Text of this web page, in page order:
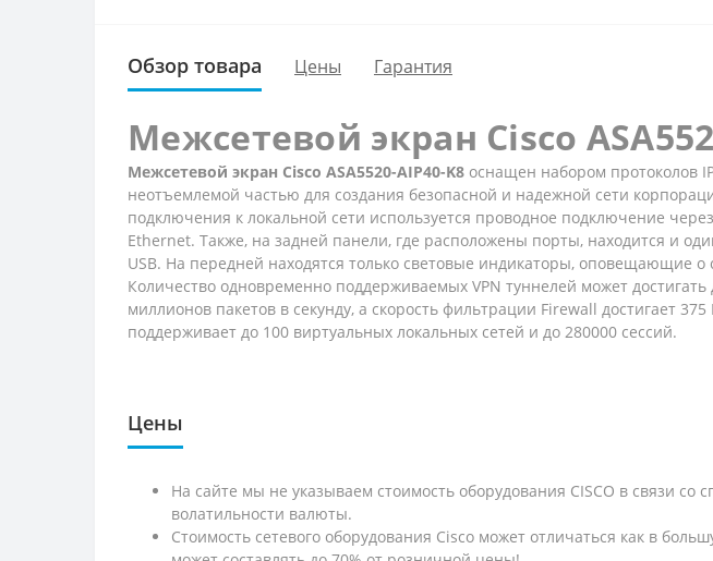
Обзор товара Цены Гарантия
Межсетевой экран Cisco
Межсетевой экран Cisco ASA5520-AIP40-K8 оснащен набором протоколов
неотъемлемой частью для создания безопасной и надежной сети
подключения к локальной сети используется проводное подключение
Ethernet. Также, на задней панели, где расположены порты, находится и
USB. На передней находятся только световые индикаторы, оповещающие
Количество одновременно поддерживаемых VPN туннелей может
миллионов пакетов в секунду, а скорость фильтрации Firewall достигает
поддерживает до 100 виртуальных локальных сетей и до 280000 сессий.
Цены
На сайте мы не указываем стоимость оборудования CISCO в связи
волатильности валюты.
Стоимость сетевого оборудования Cisco может отличаться как в